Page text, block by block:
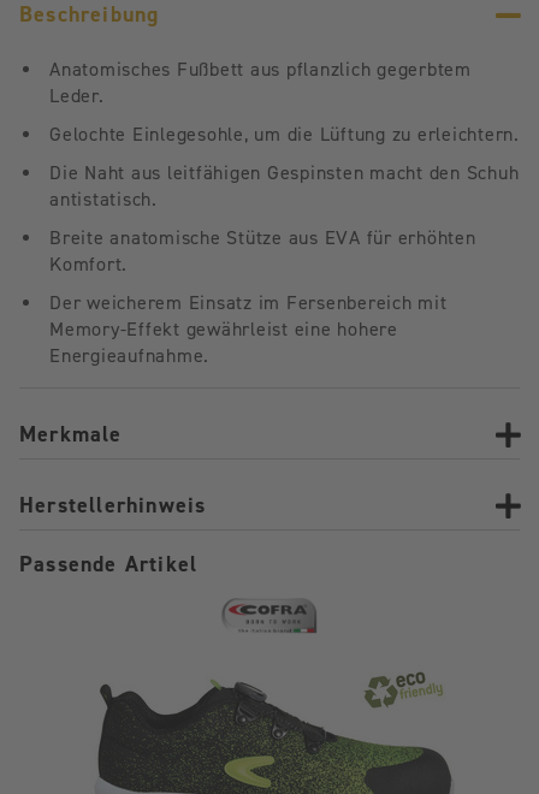
Beschreibung
Anatomisches Fußbett aus pflanzlich gegerbtem
Leder.
Gelochte Einlegesohle, um die Lüftung zu erleichtern.
Die Naht aus leitfähigen Gespinsten macht den Schuh
antistatisch.
Breite anatomische Stütze aus EVA für erhöhten
Komfort.
Der weicherem Einsatz im Fersenbereich mit
Memory-Effekt gewährleist eine hohere
Energieaufnahme.
Merkmale
Herstellerhinweis
Passende Artikel